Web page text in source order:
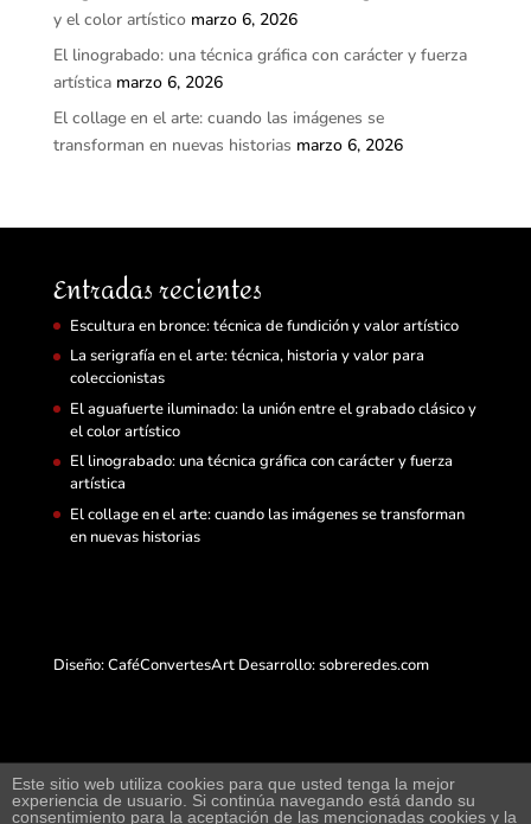
y el color artístico marzo 6, 2026
El linograbado: una técnica gráfica con carácter y fuerza
artística marzo 6, 2026
El collage en el arte: cuando las imágenes se
transforman en nuevas historias marzo 6, 2026
Entradas recientes
Escultura en bronce: técnica de fundición y valor artístico
La serigrafía en el arte: técnica, historia y valor para
coleccionistas
El aguafuerte iluminado: la unión entre el grabado clásico y
el color artístico
El linograbado: una técnica gráfica con carácter y fuerza
artística
El collage en el arte: cuando las imágenes se transforman
en nuevas historias
Diseño: CaféConvertesArt Desarrollo:sobreredes.com
Web de arte y exposición virtual junto a compra-
Este sitio web utiliza cookies para que usted tenga la mejor
experiencia de usuario. Si continúa navegando está dando su
consentimiento para la aceptación de las mencionadas cookies y la